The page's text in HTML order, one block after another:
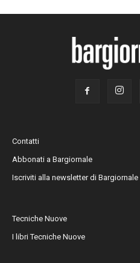
Contatti
Abbonati a Bargiornale
Iscriviti alla newsletter di Bargiornale
Tecniche Nuove
I libri Tecniche Nuove